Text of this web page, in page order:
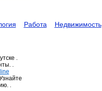
Работа Недвижимость
.
.
.